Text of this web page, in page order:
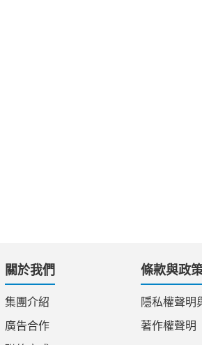
關於我們
集團介紹
廣告合作
條款與政
隱私權聲明
著作權聲明